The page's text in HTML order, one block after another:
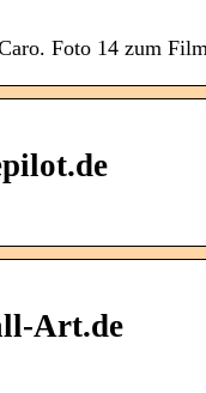
Foto 14 zum
Art.de